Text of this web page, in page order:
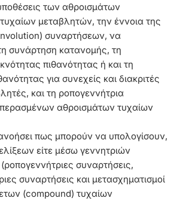
των αθροισμάτων
μεταβλητών, την έννοια της
συναρτήσεων, να
συνάρτηση κατανομής, τη
πιθανότητας ή και τη
για συνεχείς και διακριτές
και τη ροπογεννήτρια
αθροισμάτων τυχαίων
πως μπορούν να υπολογίσουν,
είτε μέσω γεννητριών
συναρτήσεις,
συναρτήσεις και μετασχηματισμοί
(compound) τυχαίων